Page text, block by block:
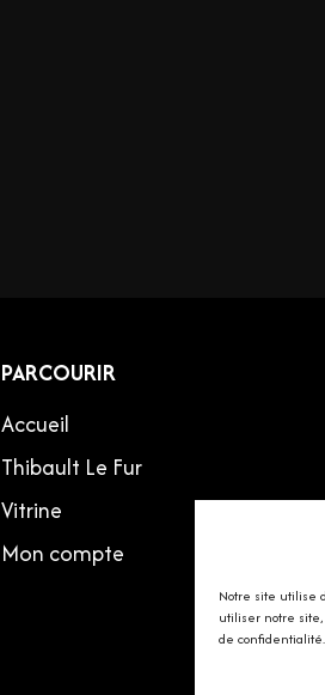
Notre site utilise
utiliser notre
de confidentialité.
PARCOURIR
Accueil
Thibault Le Fur
Vitrine
Mon compte